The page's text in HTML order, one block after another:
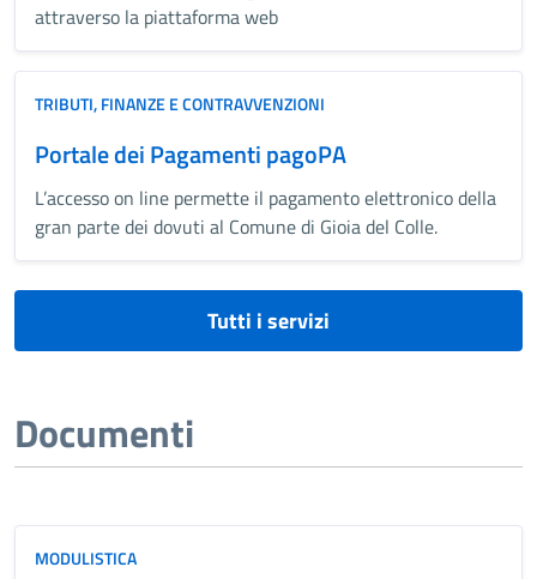
attraverso la piattaforma web
TRIBUTI, FINANZE E CONTRAVVENZIONI
Portale dei Pagamenti pagoPA
L’accesso on line permette il pagamento elettronico della
gran parte dei dovuti al Comune di Gioia del Colle.
Tutti i servizi
Documenti
MODULISTICA